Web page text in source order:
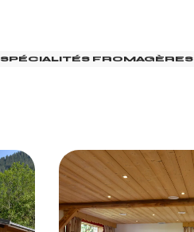
SPÉCIALITÉS FROMAGÈRES